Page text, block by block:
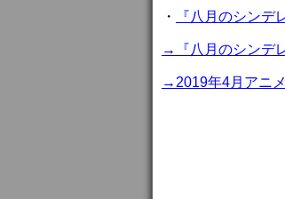
・ 『八月のシン
→『八月のシンデ
→2019年4月アニ